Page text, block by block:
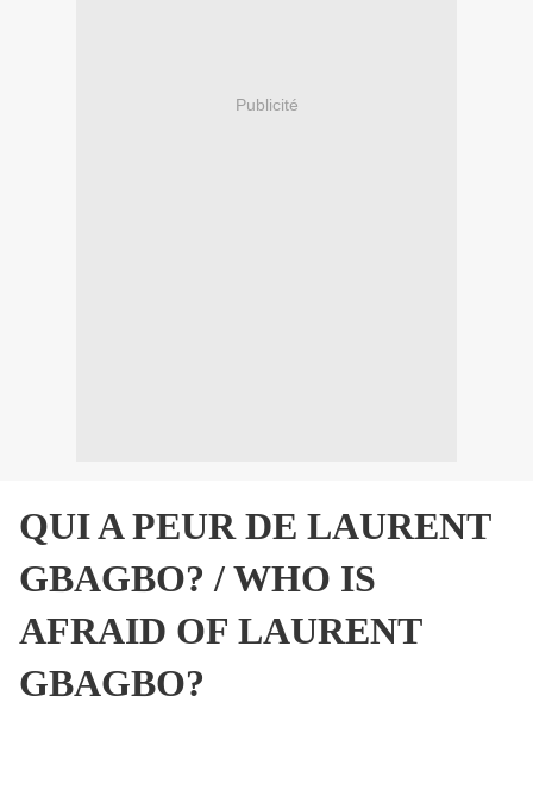
Publicité
QUI A PEUR DE LAURENT
GBAGBO? / WHO IS
AFRAID OF LAURENT
GBAGBO?